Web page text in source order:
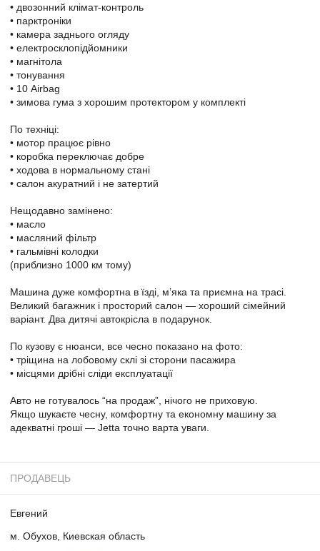
• двозонний клімат-контроль
• парктроніки
• камера заднього огляду
• електросклопідйомники
• магнітола
• тонування
• 10 Airbag
• зимова гума з хорошим протектором у комплекті
По техніці:
• мотор працює рівно
• коробка переключає добре
• ходова в нормальному стані
• салон акуратний і не затертий
Нещодавно замінено:
• масло
• масляний фільтр
• гальмівні колодки
(приблизно 1000 км тому)
Машина дуже комфортна в їзді, м’яка та приємна на трасі.
Великий багажник і просторий салон — хороший сімейний
варіант. Два дитячі автокрісла в подарунок.
По кузову є нюанси, все чесно показано на фото:
• тріщина на лобовому склі зі сторони пасажира
• місцями дрібні сліди експлуатації
Авто не готувалось “на продаж”, нічого не приховую.
Якщо шукаєте чесну, комфортну та економну машину за
адекватні гроші — Jetta точно варта уваги.
ПРОДАВЕЦЬ
Евгений
м. Обухов, Киевская область